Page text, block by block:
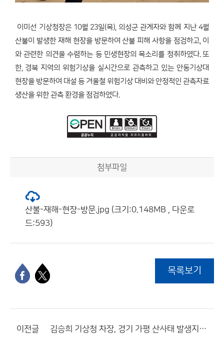
이미선 기상청장은 10월 23일(목), 의성군 관계자와 함께 지난 4월
산불이 발생한 재해 현장을 방문하여 산불 피해 사항을 점검하고, 이
와 관련한 의견을 수렴하는 등 민생현장의 목소리를 청취하였다. 또
한, 경북 지역의 위험기상을 실시간으로 관측하고 있는 안동기상대
현장을 방문하여 대설 등 겨울철 위험기상 대비와 안정적인 관측자료
생산을 위한 관측 환경을 점검하였다.
첨부파일
산불-재해-현장-방문.jpg (크기:0.148MB , 다운로
드:593)
목록보기
이전글 김승희 기상청 차장, 경기 가평 산사태 발생지역 현장 방문